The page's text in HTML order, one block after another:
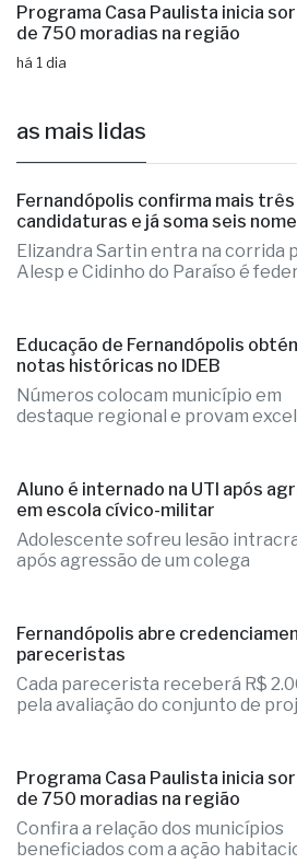
Programa Casa Paulista inicia
de 750 moradias na região
há 1 dia
as mais lidas
Fernandópolis confirma mais três
candidaturas e já soma seis
Elizandra Sartin entra na corrida
Alesp e Cidinho do Paraíso é
Educação de Fernandópolis
notas históricas no IDEB
Números colocam município em
destaque regional e provam
Aluno é internado na UTI após
em escola cívico-militar
Adolescente sofreu lesão
após agressão de um colega
Fernandópolis abre
pareceristas
Cada parecerista receberá R$
pela avaliação do conjunto de
Programa Casa Paulista inicia
de 750 moradias na região
Confira a relação dos municípios
beneficiados com a ação